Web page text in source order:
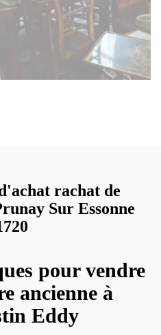
rachat de
Sur Essonne
pour vendre
ancienne à
Eddy